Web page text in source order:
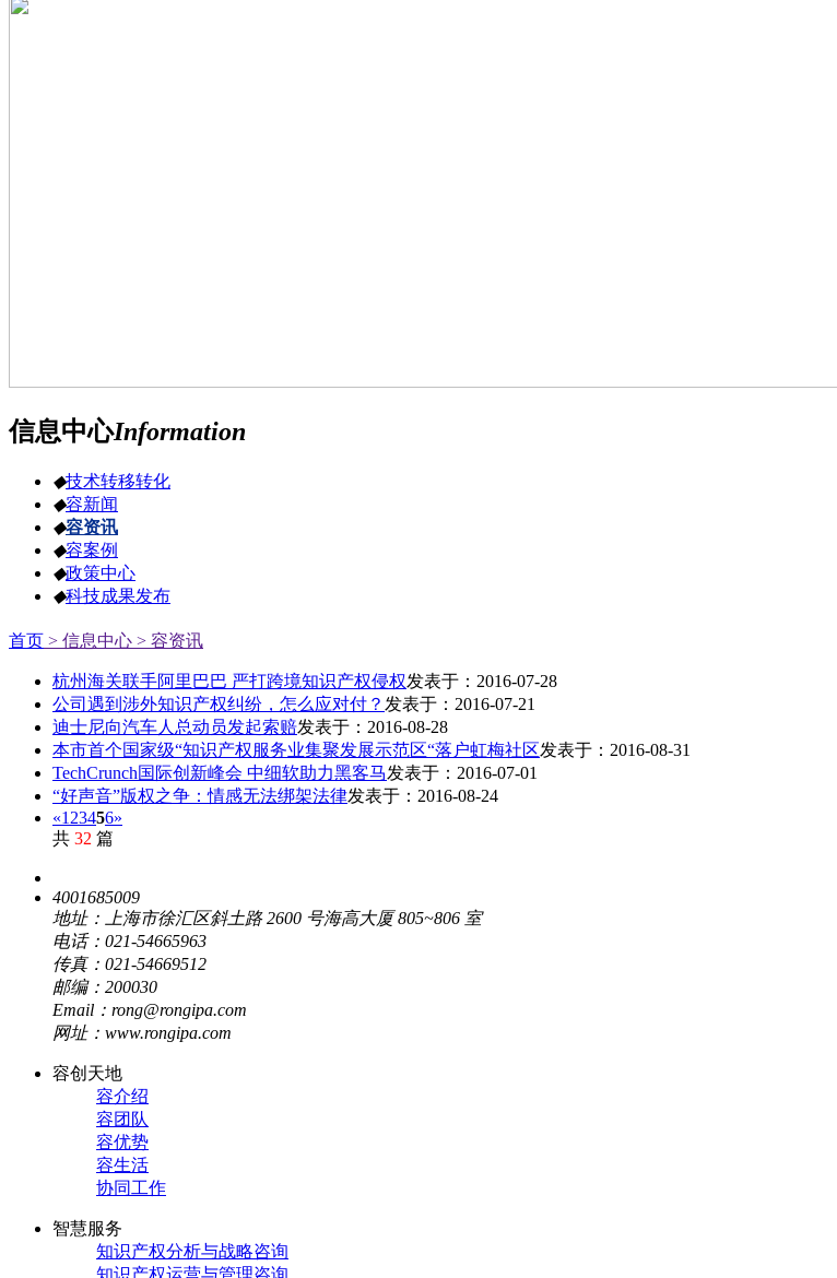
信息中心Information
◆技术转移转化
◆容新闻
◆容资讯
◆容案例
◆政策中心
◆科技成果发布
首页 > 信息中心 > 容资讯
杭州海关联手阿里巴巴 严打跨境知识产权侵权发表于：2016-07-28
公司遇到涉外知识产权纠纷，怎么应对付？ 发表于：2016-07-21
迪士尼向汽车人总动员发起索赔发表于：2016-08-28
本市首个国家级“知识产权服务业集聚发展示范区“落户虹梅社区发表于：2016-08-31
TechCrunch国际创新峰会 中细软助力黑客马发表于：2016-07-01
“好声音”版权之争：情感无法绑架法律发表于：2016-08-24
«1 23456»
共 32 篇
4001685009
地址：上海市徐汇区斜土路 2600 号海高大厦 805~806 室
电话：021-54665963
传真：021-54669512
邮编：200030
Email：rong@rongipa.com
网址：www.rongipa.com
容创天地
容介绍
容团队
容优势
容生活
协同工作
智慧服务
知识产权分析与战略咨询
知识产权运营与管理咨询